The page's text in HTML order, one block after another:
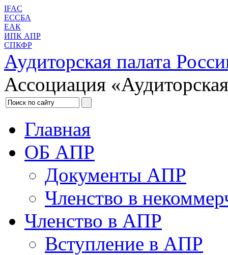
IFAC
ЕССБА
ЕАК
ИПК АПР
СПКФР
Аудиторская палата
Ассоциация
Главная
ОБ АПР
Документы АПР
Членство в
Членство в АПР
Вступление в АПР